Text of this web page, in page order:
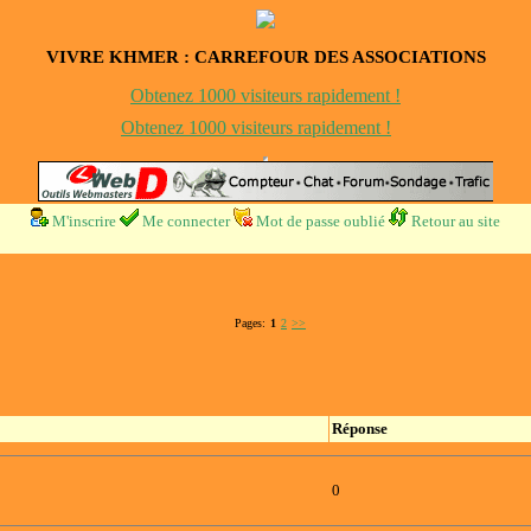
VIVRE KHMER : CARREFOUR DES ASSOCIATIONS
Obtenez 1000 visiteurs rapidement !
Obtenez 1000 visiteurs rapidement !
M'inscrire Me connecter Mot de passe oublié Retour au site
Pages: 1 2 >>
Réponse
0